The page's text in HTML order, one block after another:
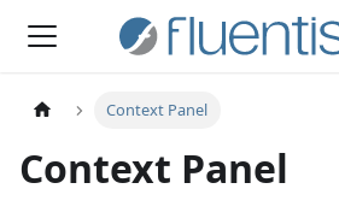
Context Panel
Context Panel